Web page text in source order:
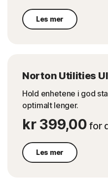
Les mer
Norton Utilities
Hold enhetene i god
optimalt lenger.
kr 399,00 for
Les mer